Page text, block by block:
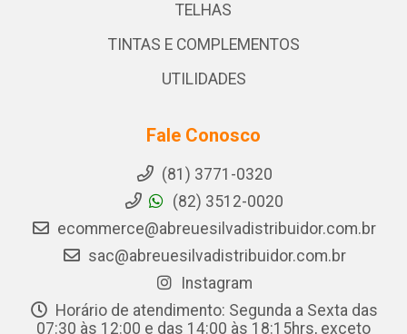
TELHAS
TINTAS E COMPLEMENTOS
UTILIDADES
Fale Conosco
(81) 3771-0320
(82) 3512-0020
ecommerce@abreuesilvadistribuidor.com.br
sac@abreuesilvadistribuidor.com.br
Instagram
Horário de atendimento: Segunda a Sexta das
07:30 às 12:00 e das 14:00 às 18:15hrs, exceto